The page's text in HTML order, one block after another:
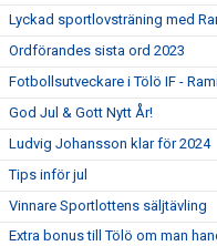
Lyckad sportlovsträning med
Ordförandes sista ord 2023
Fotbollsutveckare i Tölö IF -
God Jul & Gott Nytt År!
Ludvig Johansson klar för 2024
Tips inför jul
Vinnare Sportlottens säljtävling
Extra bonus till Tölö om man